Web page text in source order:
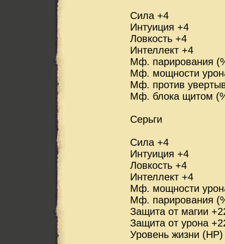
Сила +4
Интуиция +4
Ловкость +4
Интеллект +4
Мф. парирования
Мф. мощности
Мф. против
Мф. блока щитом
Серьги
Сила +4
Интуиция +4
Ловкость +4
Интеллект +4
Мф. мощности
Мф. парирования
Защита от магии
Защита от урона
Уровень жизни